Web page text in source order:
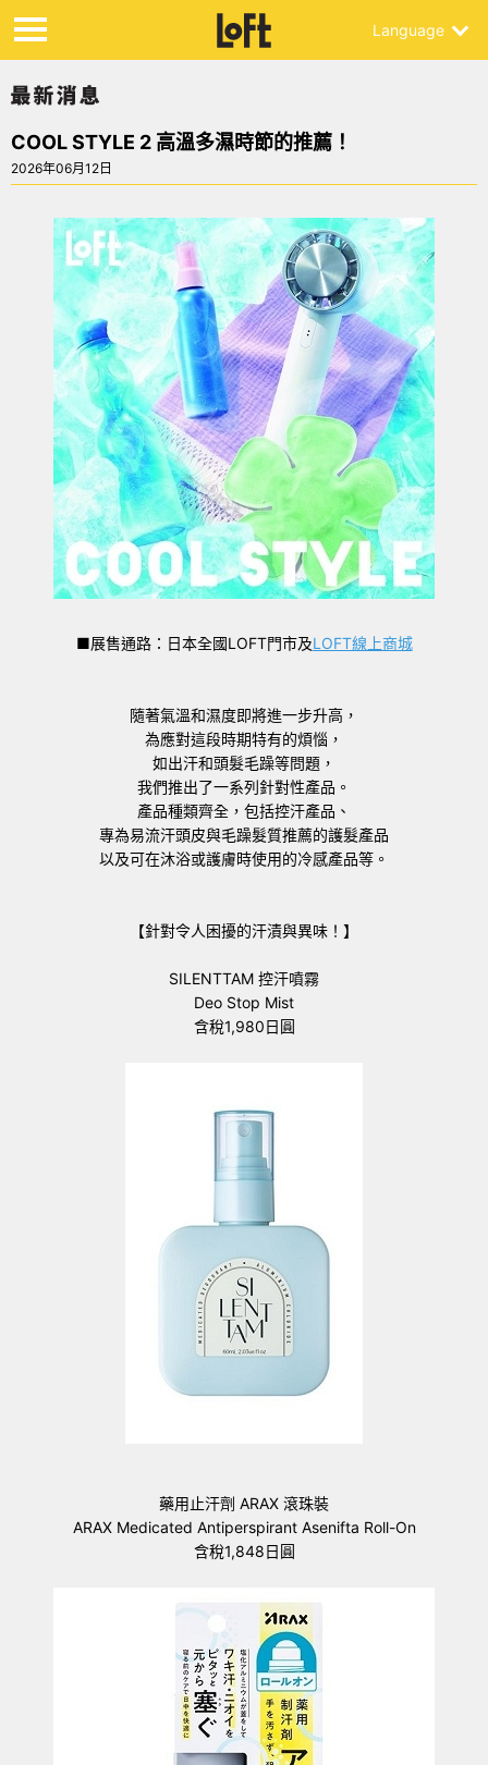
Language
COOL STYLE 2 高溫多濕時節的推薦！
2026年06月12日
■展售通路：日本全國LOFT門市及LOFT線上商城
隨著氣溫和濕度即將進一步升高，
為應對這段時期特有的煩惱，
如出汗和頭髮毛躁等問題，
我們推出了一系列針對性產品。
產品種類齊全，包括控汗產品、
專為易流汗頭皮與毛躁髮質推薦的護髮產品
以及可在沐浴或護膚時使用的冷感產品等。
【針對令人困擾的汗漬與異味！】
SILENTTAM 控汗噴霧
Deo Stop Mist
含稅1,980日圓
藥用止汗劑 ARAX 滾珠裝
ARAX Medicated Antiperspirant Asenifta Roll-On
含稅1,848日圓